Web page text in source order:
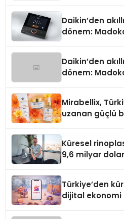
Daikin’den
dönem:
Daikin’den
dönem:
Mirabellix,
uzanan güçlü
Küresel
9,6 milyar
Türkiye’den
dijital ekonomi